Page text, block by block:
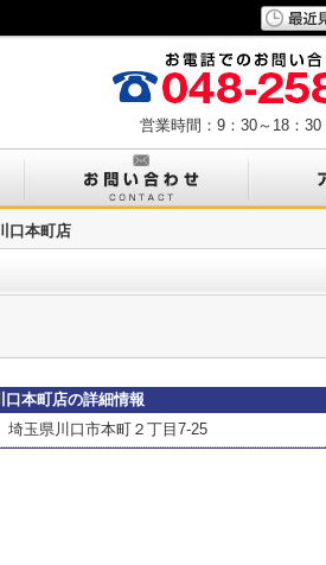
営業時間：9：30～18：30
口本町店
口本町店の詳細情報
埼玉県川口市本町２丁目7-25